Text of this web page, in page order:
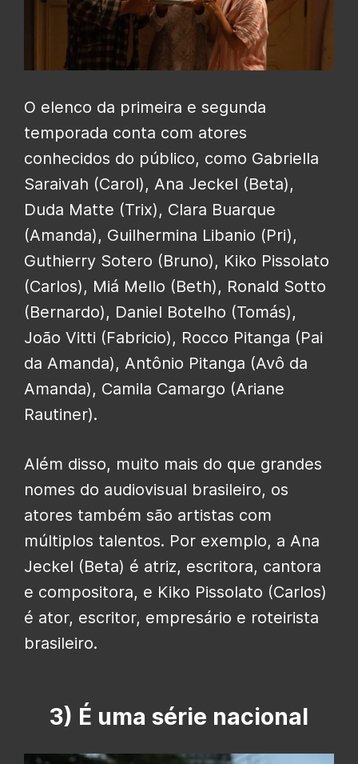
O elenco da primeira e segunda
temporada conta com atores
conhecidos do público, como Gabriella
Saraivah (Carol), Ana Jeckel (Beta),
Duda Matte (Trix), Clara Buarque
(Amanda), Guilhermina Libanio (Pri),
Guthierry Sotero (Bruno), Kiko Pissolato
(Carlos), Miá Mello (Beth), Ronald Sotto
(Bernardo), Daniel Botelho (Tomás),
João Vitti (Fabricio), Rocco Pitanga (Pai
da Amanda), Antônio Pitanga (Avô da
Amanda), Camila Camargo (Ariane
Rautiner).
Além disso, muito mais do que grandes
nomes do audiovisual brasileiro, os
atores também são artistas com
múltiplos talentos. Por exemplo, a Ana
Jeckel (Beta) é atriz, escritora, cantora
e compositora, e Kiko Pissolato (Carlos)
é ator, escritor, empresário e roteirista
brasileiro.
3) É uma série nacional